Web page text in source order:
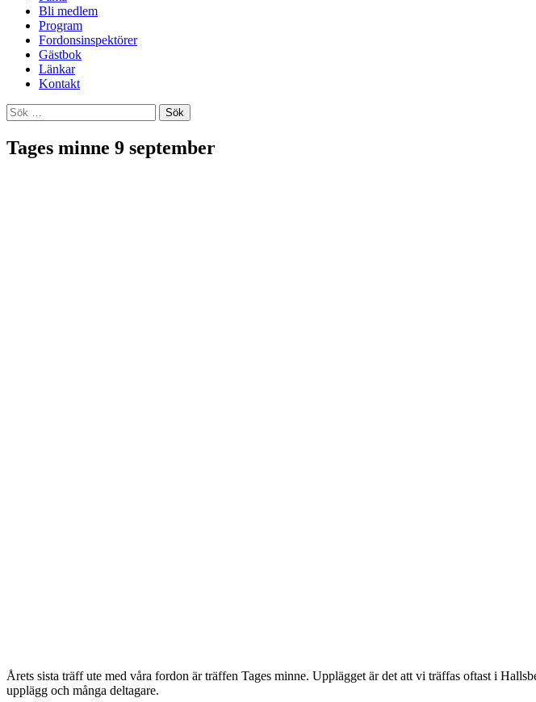
Bli medlem
Program
Fordonsinspektörer
Gästbok
Länkar
Kontakt
Sök
efter:
Tages minne 9 september
Årets sista träff ute med våra fordon är träffen Tages minne. Upplägget är det att vi träffas oftast i
upplägg och många deltagare.